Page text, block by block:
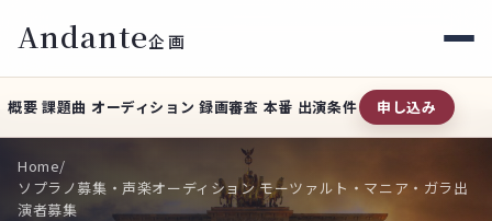
Andante企画
Home
公演のご案内
Home/
ソプラノ募集・声楽オーディション モーツァルト・マニア・ガラ出
演者募集
概要 課題曲 オーディション 録画審査 本番 出演条件 申し込み